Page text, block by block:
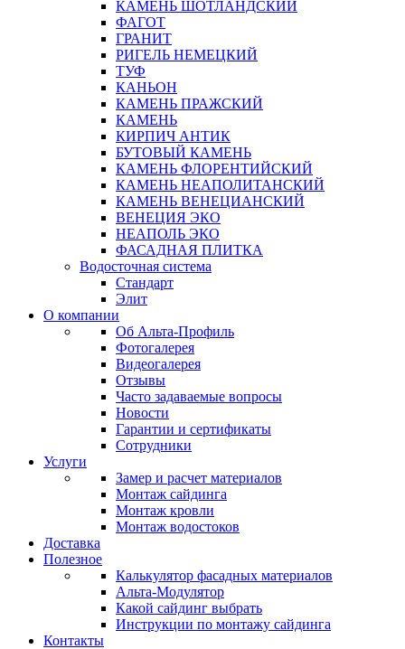
КАМЕНЬ ШОТЛАНДСКИЙ
ФАГОТ
ГРАНИТ
РИГЕЛЬ НЕМЕЦКИЙ
ТУФ
КАНЬОН
КАМЕНЬ ПРАЖСКИЙ
КАМЕНЬ
КИРПИЧ АНТИК
БУТОВЫЙ КАМЕНЬ
КАМЕНЬ ФЛОРЕНТИЙСКИЙ
КАМЕНЬ НЕАПОЛИТАНСКИЙ
КАМЕНЬ ВЕНЕЦИАНСКИЙ
ВЕНЕЦИЯ ЭКО
НЕАПОЛЬ ЭКО
ФАСАДНАЯ ПЛИТКА
Водосточная система
Стандарт
Элит
О компании
Об Альта-Профиль
Фотогалерея
Видеогалерея
Отзывы
Часто задаваемые вопросы
Новости
Гарантии и сертификаты
Сотрудники
Услуги
Замер и расчет материалов
Монтаж сайдинга
Монтаж кровли
Монтаж водостоков
Доставка
Полезное
Калькулятор фасадных материалов
Альта-Модулятор
Какой сайдинг выбрать
Инструкции по монтажу сайдинга
Контакты